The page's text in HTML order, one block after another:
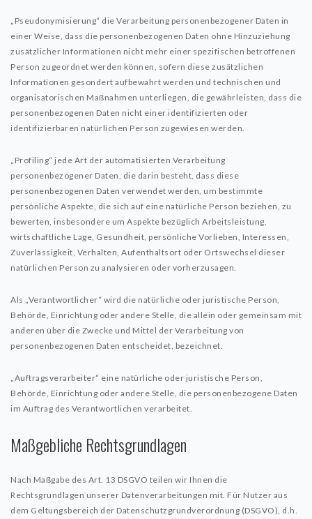
„Pseudonymisierung“ die Verarbeitung personenbezogener Daten in
einer Weise, dass die personenbezogenen Daten ohne Hinzuziehung
zusätzlicher Informationen nicht mehr einer spezifischen betroffenen
Person zugeordnet werden können, sofern diese zusätzlichen
Informationen gesondert aufbewahrt werden und technischen und
organisatorischen Maßnahmen unterliegen, die gewährleisten, dass die
personenbezogenen Daten nicht einer identifizierten oder
identifizierbaren natürlichen Person zugewiesen werden.
„Profiling“ jede Art der automatisierten Verarbeitung
personenbezogener Daten, die darin besteht, dass diese
personenbezogenen Daten verwendet werden, um bestimmte
persönliche Aspekte, die sich auf eine natürliche Person beziehen, zu
bewerten, insbesondere um Aspekte bezüglich Arbeitsleistung,
wirtschaftliche Lage, Gesundheit, persönliche Vorlieben, Interessen,
Zuverlässigkeit, Verhalten, Aufenthaltsort oder Ortswechsel dieser
natürlichen Person zu analysieren oder vorherzusagen.
Als „Verantwortlicher“ wird die natürliche oder juristische Person,
Behörde, Einrichtung oder andere Stelle, die allein oder gemeinsam mit
anderen über die Zwecke und Mittel der Verarbeitung von
personenbezogenen Daten entscheidet, bezeichnet.
„Auftragsverarbeiter“ eine natürliche oder juristische Person,
Behörde, Einrichtung oder andere Stelle, die personenbezogene Daten
im Auftrag des Verantwortlichen verarbeitet.
Maßgebliche Rechtsgrundlagen
Nach Maßgabe des Art. 13 DSGVO teilen wir Ihnen die
Rechtsgrundlagen unserer Datenverarbeitungen mit. Für Nutzer aus
dem Geltungsbereich der Datenschutzgrundverordnung (DSGVO), d.h.